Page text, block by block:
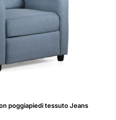
poggiapiedi tessuto Jeans